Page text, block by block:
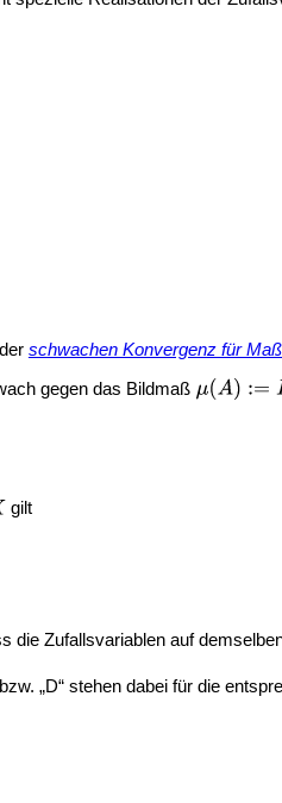
schwachen Konvergenz für
gegen das Bildmaß
gilt
die Zufallsvariablen auf
„D“ stehen dabei für die